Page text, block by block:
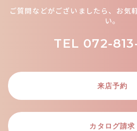
ご質問などがございましたら、お気
い。
TEL 072-
来店予約
カタログ請求